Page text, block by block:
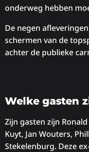
onderweg hebben
De negen
schermen van de
achter de publieke
Welke gasten
Zijn gasten zijn
Kuyt, Jan Wouters,
Stekelenburg. Deze